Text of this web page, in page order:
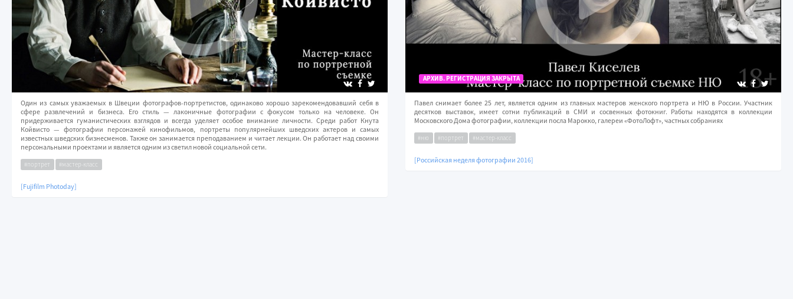
Один из самых уважаемых в Швеции фотографов-портретистов, одинаково хорошо зарекомендовавший себя в
сфере развлечений и бизнеса. Его стиль — лаконичные фотографии с фокусом только на человеке. Он
придерживается гуманистических взглядов и всегда уделяет особое внимание личности. Среди работ Кнута
Койвисто — фотографии персонажей кинофильмов, портреты популярнейших шведских актеров и самых
известных шведских бизнесменов. Также он занимается преподаванием и читает лекции. Он работает над своими
персональными проектами и является одним из светил новой социальной сети.
#портрет #мастер-класс
[Fujifilm Photoday]
АРХИВ. РЕГИСТРАЦИЯ ЗАКРЫТА
Павел снимает более 25 лет, является одним из главных мастеров женского портрета и НЮ в России. Участник
десятков выставок, имеет сотни публикаций в СМИ и сосвенных фотокниг. Работы находятся в коллекции
Московского Дома фотографии, коллекции посла Марокко, галереи «ФотоЛофт», частных собраниях
#ню #портрет #мастер-класс
[Российская неделя фотографии 2016]